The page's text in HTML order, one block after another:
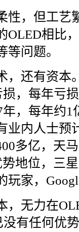
性，但工艺
OLED相比，
问题。
，还有资本
损，每年亏
年，每年约1
业内人士预
多亿，天
地位，三
家，
，无力在
有任何优